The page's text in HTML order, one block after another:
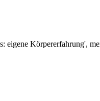
Körpererfahrung',